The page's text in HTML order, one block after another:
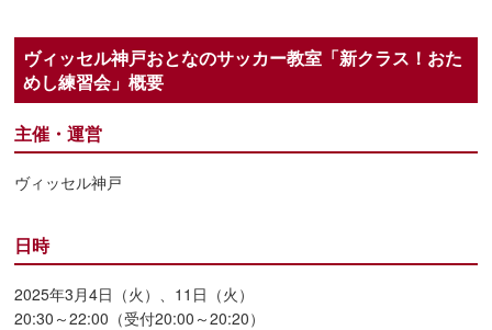
ヴィッセル神戸おとなのサッカー教室「新クラス！おた
めし練習会」概要
主催・運営
ヴィッセル神戸
日時
2025年3月4日（火）、11日（火）
20:30～22:00（受付20:00～20:20）